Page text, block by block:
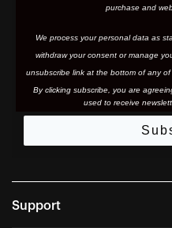
purchase and
We process your personal data as
withdraw your consent or manage
unsubscribe link at the bottom of any of
By clicking subscribe, you are
used to receive
Support